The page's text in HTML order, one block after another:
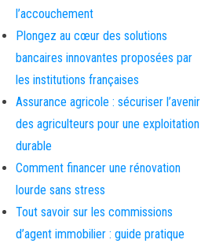
l’accouchement
Plongez au cœur des solutions
bancaires innovantes proposées par
les institutions françaises
Assurance agricole : sécuriser l’avenir
des agriculteurs pour une exploitation
durable
Comment financer une rénovation
lourde sans stress
Tout savoir sur les commissions
d’agent immobilier : guide pratique